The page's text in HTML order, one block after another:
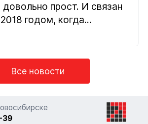
прост. И связан
годом, когда...
Все новости
39